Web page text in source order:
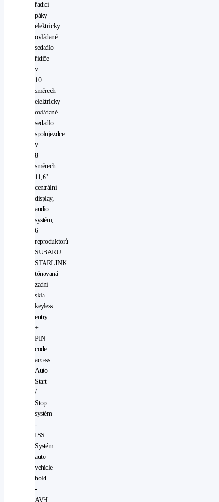
řadicí
páky
elektricky
ovládané
sedadlo
řidiče
v
10
směrech
elektricky
ovládané
sedadlo
spolujezdce
v
8
směrech
11,6"
centrální
display,
audio
systém,
6
reproduktorů
SUBARU
STARLINK
tónovaná
zadní
skla
keyless
entry
+
PIN
code
access
Auto
Start
/
Stop
systém
-
ISS
Systém
auto
vehicle
hold
-
AVH